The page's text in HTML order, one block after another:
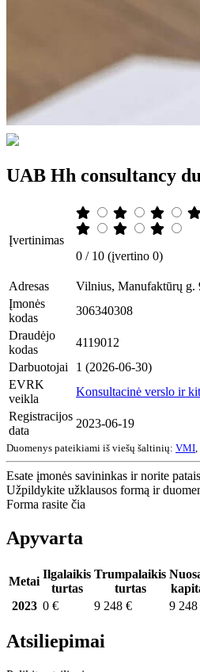
UAB Hh consultancy
Įvertinimas
0 / 10 (įvertino 0)
Adresas
Vilnius, Manufaktūrų g.
Įmonės
kodas
306340308
Draudėjo
kodas
4119012
Darbuotojai
1 (2026-06-30)
EVRK
veikla
Konsultacinė verslo ir
Registracijos
data
2023-06-19
Duomenys pateikiami iš viešų šaltinių: VMI
Esate įmonės savininkas ir norite
Užpildykite užklausos formą ir
Forma rasite čia
Apyvarta
Metai
Ilgalaikis
turtas
Trumpalaikis
turtas
2023 0 € 9 248 € 9 248
Atsiliepimai